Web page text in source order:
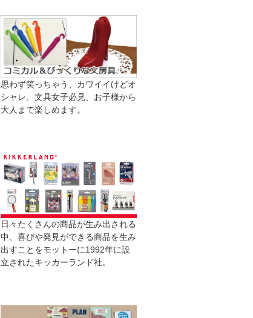
思わず笑っちゃう、カワイイけどオ
シャレ、文具女子必見、お子様から
大人まで楽しめます。
日々たくさんの商品が生み出される
中、喜びや発見ができる商品を生み
出すことをモットーに1992年に設
立されたキッカーランド社。